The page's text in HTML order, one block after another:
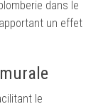
dans le
un effet
le